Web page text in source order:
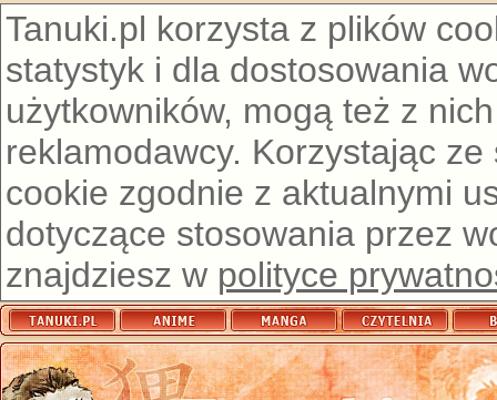
Tanuki.pl korzysta z plików
statystyk i dla dostosowania
użytkowników, mogą też z
reklamodawcy. Korzystając
cookie zgodnie z aktualnymi
dotyczące stosowania przez
znajdziesz w polityce